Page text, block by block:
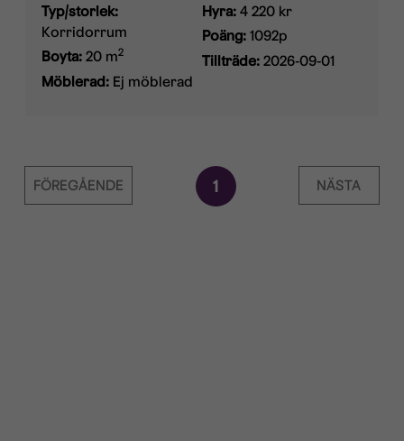
Typ/storlek:
Korridorrum
Boyta:20 m2
Möblerad: Ej möblerad
Hyra: 4 220 kr
Poäng: 1092p
Tillträde: 2026-09-01
FÖREGÅENDE 1 NÄSTA